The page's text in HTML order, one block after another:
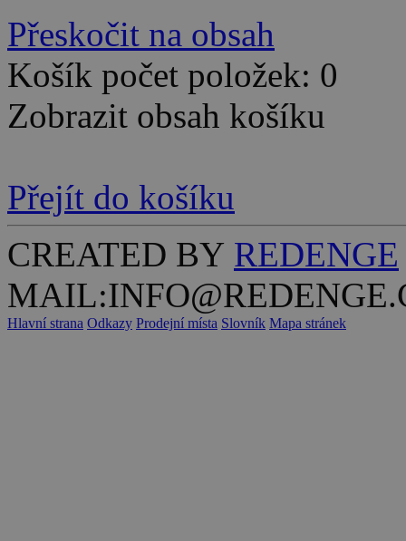
Přeskočit na obsah
Košík počet položek: 0
Zobrazit obsah košíku
Přejít do košíku
CREATED BY REDENGE
Hlavní strana Odkazy Prodejní místa Slovník Mapa stránek